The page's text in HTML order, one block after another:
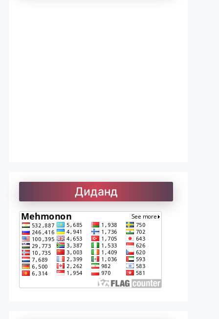
Рубоиёти Хайём
Саъдӣ. Гулистон
Диданд